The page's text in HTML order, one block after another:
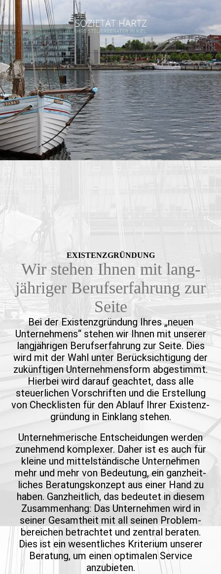
EXISTENZ­GRÜNDUNG
Wir stehen Ihnen mit lang­
jähriger Berufs­erfahrung zur
Seite
Bei der Existenz­gründung Ihres „neuen
Unternehmens“ stehen wir Ihnen mit unserer
lang­jährigen Berufs­erfahrung zur Seite. Dies
wird mit der Wahl unter Berück­sichti­gung der
zukünf­tigen Unter­nehmens­form abgestimmt.
Hierbei wird darauf geachtet, dass alle
steuer­lichen Vorschriften und die Erstellung
von Check­listen für den Ablauf Ihrer Existenz­
gründung in Einklang stehen.
Unter­nehme­rische Entschei­dungen werden
zunehmend komplexer. Daher ist es auch für
kleine und mittel­stän­dische Unter­nehmen
mehr und mehr von Bedeu­tung, ein ganz­heit­
liches Beratungs­konzept aus einer Hand zu
haben. Ganz­heit­lich, das bedeutet in diesem
Zusammen­hang: Das Unter­nehmen wird in
seiner Gesamt­heit mit all seinen Problem­
bereichen betrach­tet und zentral beraten.
Dies ist ein wesent­liches Krite­rium unserer
Bera­tung, um einen optimalen Service
anzubieten.